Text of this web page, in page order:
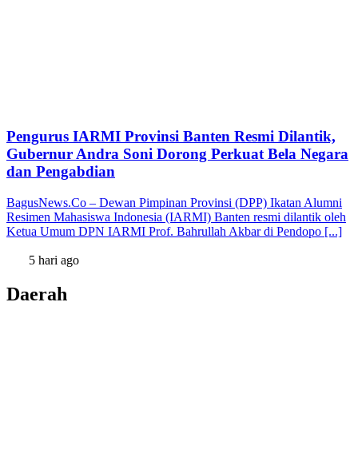
Pengurus IARMI Provinsi Banten Resmi Dilantik,
Gubernur Andra Soni Dorong Perkuat Bela Negara
dan Pengabdian
BagusNews.Co – Dewan Pimpinan Provinsi (DPP) Ikatan Alumni
Resimen Mahasiswa Indonesia (IARMI) Banten resmi dilantik oleh
Ketua Umum DPN IARMI Prof. Bahrullah Akbar di Pendopo [...]
5 hari ago
Daerah